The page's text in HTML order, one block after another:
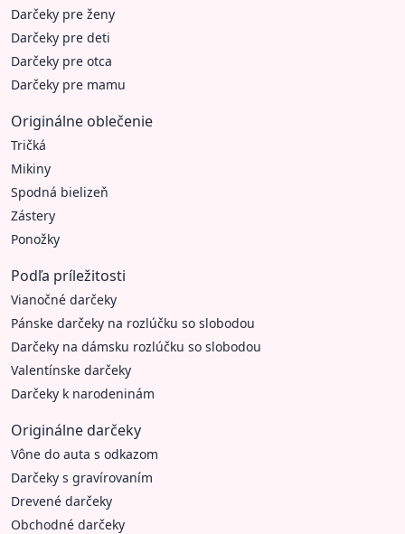
Darčeky pre ženy
Darčeky pre deti
Darčeky pre otca
Darčeky pre mamu
Originálne oblečenie
Tričká
Mikiny
Spodná bielizeň
Zástery
Ponožky
Podľa príležitosti
Vianočné darčeky
Pánske darčeky na rozlúčku so slobodou
Darčeky na dámsku rozlúčku so slobodou
Valentínske darčeky
Darčeky k narodeninám
Originálne darčeky
Vône do auta s odkazom
Darčeky s gravírovaním
Drevené darčeky
Obchodné darčeky